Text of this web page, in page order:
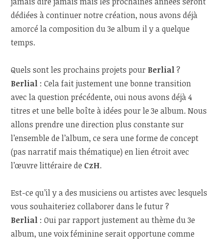
dédiées à continuer notre création, nous avons déjà
amorcé la composition du 3e album il y a quelque
temps.
Quels sont les prochains projets pour Berlial?
Berlial : Cela fait justement une bonne transition
avec la question précédente, oui nous avons déjà 4
titres et une belle boîte à idées pour le 3e album. Nous
allons prendre une direction plus constante sur
l’ensemble de l’album, ce sera une forme de concept
(pas narratif mais thématique) en lien étroit avec
l’œuvre littéraire de CzH.
Est-ce qu’il y a des musiciens ou artistes avec lesquels
vous souhaiteriez collaborer dans le futur ?
Berlial : Oui par rapport justement au thème du 3e
album, une voix féminine serait opportune comme